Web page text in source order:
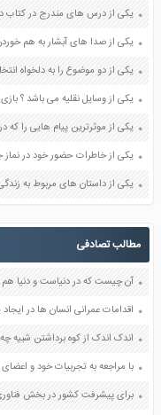
یکی از وسایل نقلیه می باشد ؟
یکی از خاطرات حضور خود در نماز جمعه صفحه 123
یکی از داستان های مربوط به زندگی امام کاظم
مطالب تصادفی
آن چیست که در دنیاست و دنیا
اندک اندک از کوه برداشتن شبیه چه کاری
برای پیشرفت کشور در بخش فناوری راه حل